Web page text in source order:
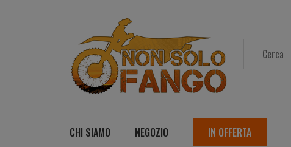
CHI SIAMO NEGOZIO IN OFFERTA